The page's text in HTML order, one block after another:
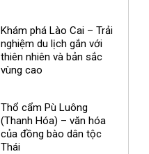
Khám phá Lào Cai – Trải
nghiệm du lịch gắn với
thiên nhiên và bản sắc
vùng cao
Thổ cẩm Pù Luông
(Thanh Hóa) – văn hóa
của đồng bào dân tộc
Thái